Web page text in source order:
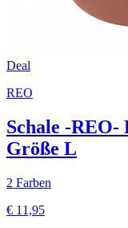
Deal
REO
Schale -
Größe L
2 Farben
€ 11,95